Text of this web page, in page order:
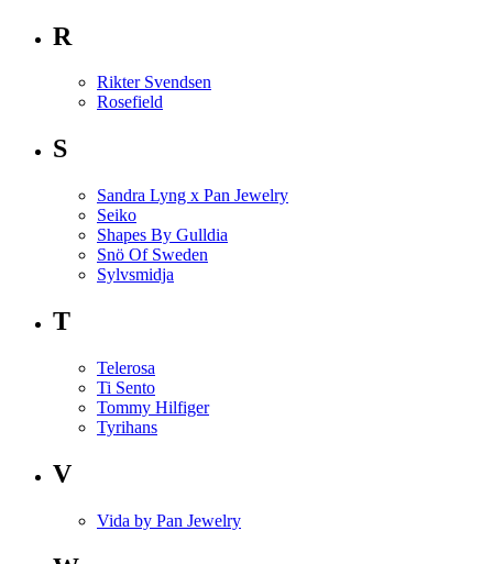
R
Rikter Svendsen
Rosefield
S
Sandra Lyng x Pan Jewelry
Seiko
Shapes By Gulldia
Snö Of Sweden
Sylvsmidja
T
Telerosa
Ti Sento
Tommy Hilfiger
Tyrihans
V
Vida by Pan Jewelry